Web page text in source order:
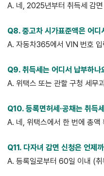
A. 네, 2025년부터 취득세 감면
Q8. 중고차 시가표준액은 어디
A. 자동차365에서 VIN 번호 입
Q9. 취득세는 어디서 납부하나
A. 위택스 또는 관할 구청 세무
Q10. 등록면허세·공채는 취득
A. 네, 위택스에서 한 번에 총액
Q11. 다자녀 감면 신청은 언제
A. 등록일로부터 60일 이내 (취